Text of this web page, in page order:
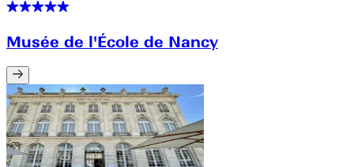
Musée de l'École de Nancy